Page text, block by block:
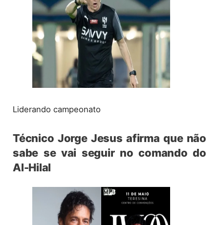
Liderando campeonato
Técnico Jorge Jesus afirma que não
sabe se vai seguir no comando do
Al-Hilal